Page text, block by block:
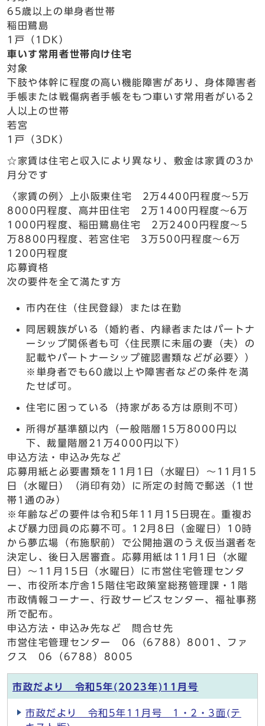
65歳以上の単身者世帯
稲田鷺島
1戸（1DK）
車いす常用者世帯向け住宅
対象
下肢や体幹に程度の高い機能障害があり、身体障害者
手帳または戦傷病者手帳をもつ車いす常用者がいる2
人以上の世帯
若宮
1戸（3DK）
☆家賃は住宅と収入により異なり、敷金は家賃の3か
月分です
〈家賃の例〉上小阪東住宅 2万4400円程度～5万
8000円程度、高井田住宅 2万1400円程度～6万
1000円程度、稲田鷺島住宅 2万2400円程度～5
万8800円程度、若宮住宅 3万500円程度～6万
1200円程度
応募資格
次の要件を全て満たす方
市内在住（住民登録）または在勤
同居親族がいる（婚約者、内縁者またはパートナ
ーシップ関係者も可〈住民票に未届の妻（夫）の
記載やパートナーシップ確認書類などが必要〉）
※単身者でも60歳以上や障害者などの条件を満
たせば可。
住宅に困っている（持家がある方は原則不可）
所得が基準額以内（一般階層15万8000円以
下、裁量階層21万4000円以下）
申込方法・申込み先など
応募用紙と必要書類を11月1日（水曜日）～11月15
日（水曜日）（消印有効）に所定の封筒で郵送（1世
帯1通のみ）
※年齢などの要件は令和5年11月15日現在。重複お
よび暴力団員の応募不可。12月8日（金曜日）10時
から夢広場（布施駅前）で公開抽選のうえ仮当選者を
決定し、後日入居審査。応募用紙は11月1日（水曜
日）～11月15日（水曜日）に市営住宅管理センタ
ー、市役所本庁舎15階住宅政策室総務管理課・1階
市政情報コーナー、行政サービスセンター、福祉事務
所で配布。
申込方法・申込み先など 問合せ先
市営住宅管理センター 06（6788）8001、ファ
クス 06（6788）8005
市政だより 令和5年(2023年)11月号
市政だより 令和5年11月号 1・2・3面(テ